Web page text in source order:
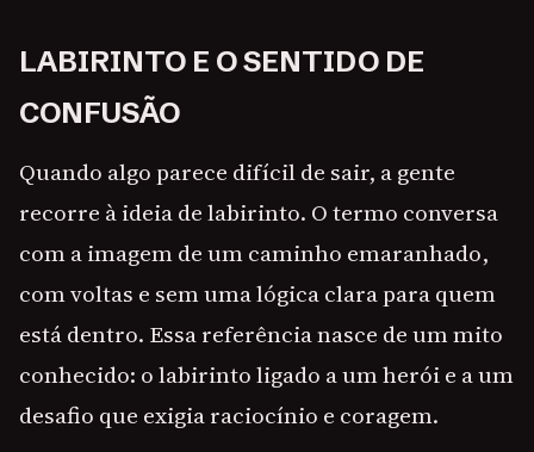
LABIRINTO E O SENTIDO DE
CONFUSÃO
Quando algo parece difícil de sair, a gente
recorre à ideia de labirinto. O termo conversa
com a imagem de um caminho emaranhado,
com voltas e sem uma lógica clara para quem
está dentro. Essa referência nasce de um mito
conhecido: o labirinto ligado a um herói e a um
desafio que exigia raciocínio e coragem.